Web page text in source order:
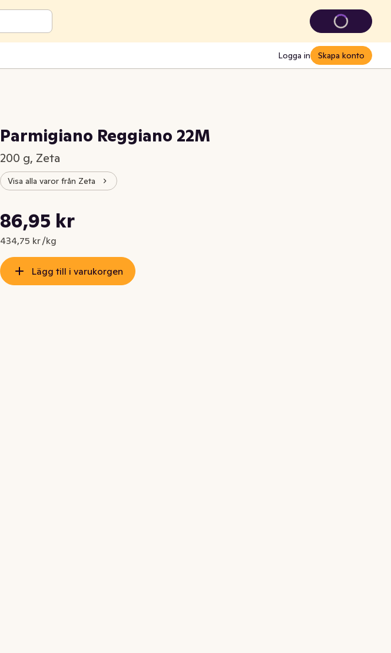
Logga in Skapa konto
Parmigiano Reggiano 22M
200 g, Zeta
Visa alla varor från Zeta
Nuvarande pris är: 86,95 kr
86,95 kr
434,75 kr /kg
Styckpris: 434,75 kr /kg
Lägg till i varukorgen